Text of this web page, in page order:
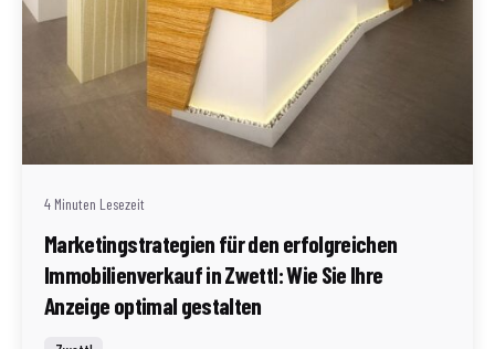
Geschrieben von
Redaktion Immofragen Zwettl
4 Minuten Lesezeit
Marketingstrategien für den erfolgreichen
Immobilienverkauf in Zwettl: Wie Sie Ihre
Anzeige optimal gestalten